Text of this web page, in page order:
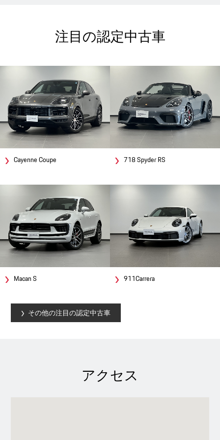
注目の認定中古車
Cayenne Coupe 718 Spyder RS
Macan S 911Carrera
その他の注目の認定中古車
アクセス